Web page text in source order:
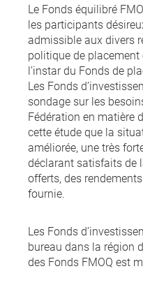
Le Fonds équilibré
les participants
admissible aux divers
politique de placement
l’instar du Fonds de
Les Fonds
sondage sur les
Fédération en matière
cette étude que la
améliorée, une très
déclarant satisfaits de
offerts, des
fournie.
Les Fonds
bureau dans la région
des Fonds FMOQ est